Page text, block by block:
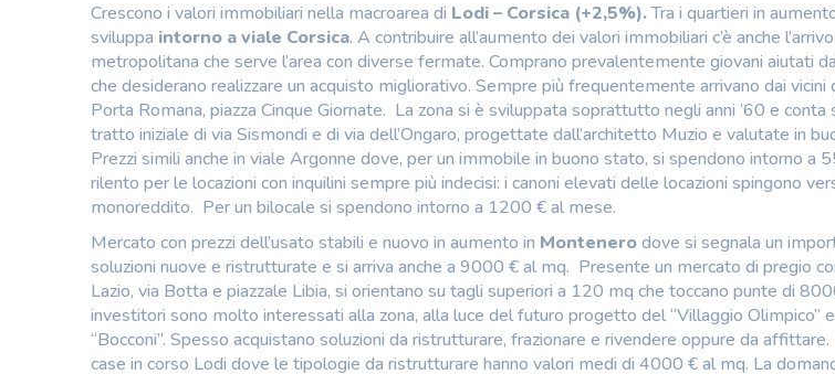
Crescono i valori immobiliari nella macroarea di Lodi – Corsica (+2,5%).Tra i quartieri in
sviluppa intorno a viale Corsica. A contribuire all’aumento dei valori immobiliari c’è anche
metropolitana che serve l’area con diverse fermate. Comprano prevalentemente giovani aiutati
che desiderano realizzare un acquisto migliorativo. Sempre più frequentemente arrivano dai vicini
Porta Romana, piazza Cinque Giornate. La zona si è sviluppata soprattutto negli anni ’60 e conta
tratto iniziale di via Sismondi e di via dell’Ongaro, progettate dall’architetto Muzio e valutate in
Prezzi simili anche in viale Argonne dove, per un immobile in buono stato, si spendono intorno a
rilento per le locazioni con inquilini sempre più indecisi: i canoni elevati delle locazioni spingono
monoreddito. Per un bilocale si spendono intorno a 1200 € al mese.
Mercato con prezzi dell’usato stabili e nuovo in aumento in Montenerodove si segnala un
soluzioni nuove e ristrutturate e si arriva anche a 9000 € al mq. Presente un mercato di pregio
Lazio, via Botta e piazzale Libia, si orientano su tagli superiori a 120 mq che toccano punte di
investitori sono molto interessati alla zona, alla luce del futuro progetto del “Villaggio Olimpico”
“Bocconi”. Spesso acquistano soluzioni da ristrutturare, frazionare e rivendere oppure da
case in corso Lodi dove le tipologie da ristrutturare hanno valori medi di 4000 € al mq. La